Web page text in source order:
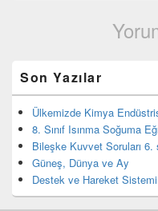
yan
bar
eklenti
bölgesi
Son Yazılar
Ülkemizde Kimya
8. Sınıf Isınma Soğuma
Bileşke Kuvvet Soruları 6.
Güneş, Dünya ve Ay
Destek ve Hareket Sistemi